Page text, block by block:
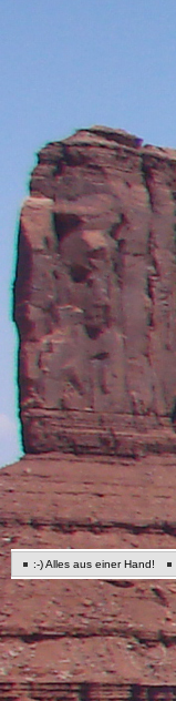
:-) Alles aus einer Hand!